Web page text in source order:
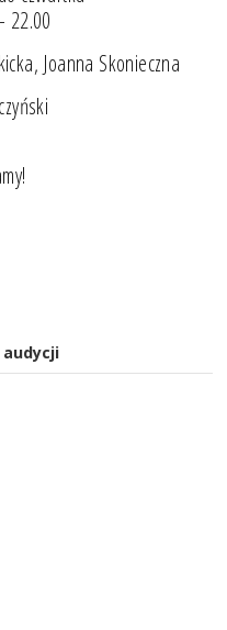
22.00
Joanna Skonieczna
audycji